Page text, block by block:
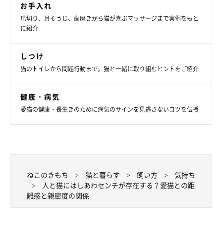
なでると喜ぶ部分をなでてあげる
猫は自分が気持ちいいと感じるポイントをなでてもらえると、
ことがあります。愛猫が好きなポイントを探し出せたら、愛猫が
満足しきる前に終えることを意識しながら、優しくなでてあげて
みてください。
お手入れ
爪切り、耳そうじ、歯磨きから猫が喜ぶマッサージまで実例をもと
に紹介
しつけ
猫のトイレから問題行動まで。猫と一緒に取り組むヒントをご紹介
健康・病気
愛猫の健康・長生きのために病気のサインを見逃さないコツを伝授
ねこのきもち 猫と暮らす 飼い方
気持ち
人と猫にはしあわセンチが存在する？愛猫との距
離感と親密度の関係